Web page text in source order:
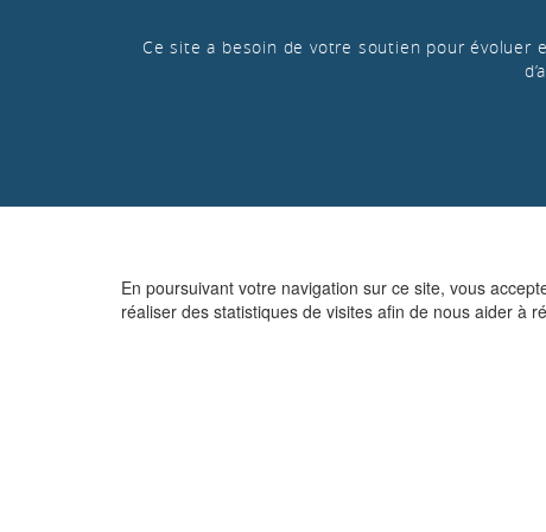
En poursuivant votre navigation sur ce site, vous
réaliser des statistiques de visites afin de nous aider à
Ce site a besoin de votre soutien pour évoluer